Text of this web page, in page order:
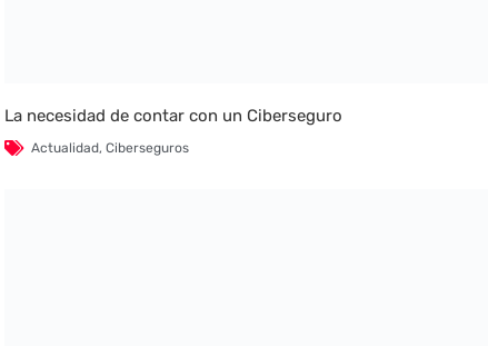
La necesidad de contar con un Ciberseguro
Actualidad,Ciberseguros